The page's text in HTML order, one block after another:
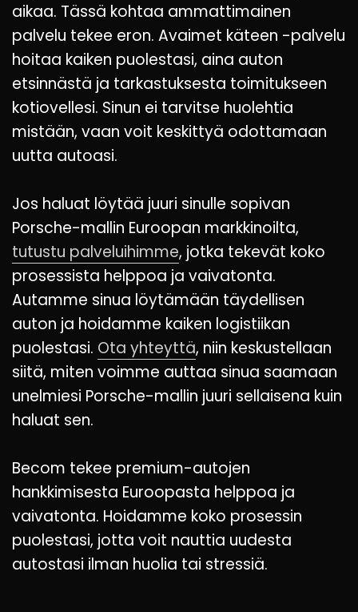
aikaa. Tässä kohtaa ammattimainen
palvelu tekee eron. Avaimet käteen -palvelu
hoitaa kaiken puolestasi, aina auton
etsinnästä ja tarkastuksesta toimitukseen
kotiovellesi. Sinun ei tarvitse huolehtia
mistään, vaan voit keskittyä odottamaan
uutta autoasi.
Jos haluat löytää juuri sinulle sopivan
Porsche-mallin Euroopan markkinoilta,
tutustu palveluihimme, jotka tekevät koko
prosessista helppoa ja vaivatonta.
Autamme sinua löytämään täydellisen
auton ja hoidamme kaiken logistiikan
puolestasi. Ota yhteyttä, niin keskustellaan
siitä, miten voimme auttaa sinua saamaan
unelmiesi Porsche-mallin juuri sellaisena kuin
haluat sen.
Becom tekee premium-autojen
hankkimisesta Euroopasta helppoa ja
vaivatonta. Hoidamme koko prosessin
puolestasi, jotta voit nauttia uudesta
autostasi ilman huolia tai stressiä.